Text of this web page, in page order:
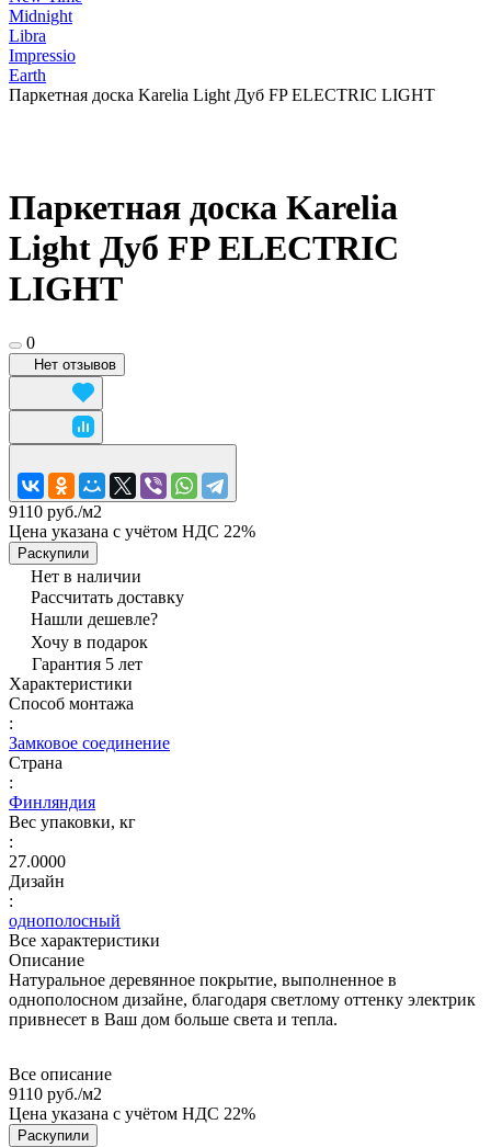
Midnight
Libra
Impressio
Earth
Паркетная доска Karelia Light Дуб FP ELECTRIC LIGHT
Паркетная доска Karelia
Light Дуб FP ELECTRIC
LIGHT
0
Нет отзывов
9110 руб./м2
Цена указана с учётом НДС 22%
Раскупили
Нет в наличии
Рассчитать доставку
Нашли дешевле?
Хочу в подарок
Гарантия 5 лет
Характеристики
Способ монтажа
:
Замковое соединение
Страна
:
Финляндия
Вес упаковки, кг
:
27.0000
Дизайн
:
однополосный
Все характеристики
Описание
Натуральное деревянное покрытие, выполненное в
однополосном дизайне, благодаря светлому оттенку электрик
привнесет в Ваш дом больше света и тепла.
Все описание
9110 руб./м2
Цена указана с учётом НДС 22%
Раскупили